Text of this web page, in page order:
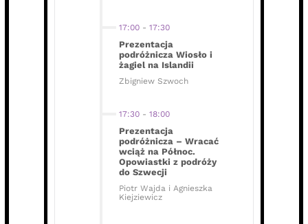
17:00 - 17:30
Prezentacja
podróżnicza Wiosło i
żagiel na Islandii
Zbigniew Szwoch
17:30 - 18:00
Prezentacja
podróżnicza – Wracać
wciąż na Północ.
Opowiastki z podróży
do Szwecji
Piotr Wajda i Agnieszka
Kiejziewicz